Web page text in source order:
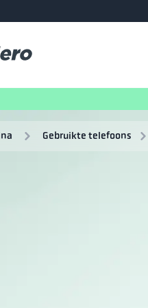
Gebruikte telefoons